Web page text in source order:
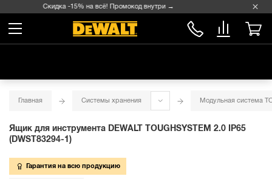
Скидка -15% на всё! Промокод внутри →
Главная Системы хранения Модульная система
Ящик для инструмента DEWALT TOUGHSYSTEM 2.0 IP65
(DWST83294-1)
Гарантия на всю продукцию